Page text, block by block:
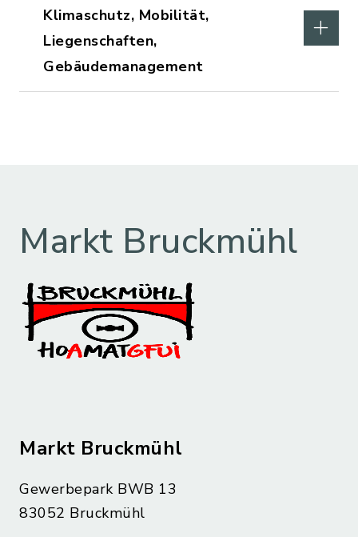
Klimaschutz, Mobilität,
Liegenschaften,
Gebäudemanagement
Markt Bruckmühl
Markt Bruckmühl
Gewerbepark BWB 13
83052 Bruckmühl